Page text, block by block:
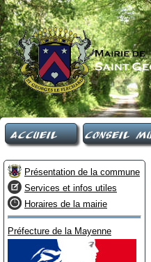
Accueil Conseil
Présentation de la commune
Services et infos utiles
Horaires de la mairie
Préfecture de la Mayenne